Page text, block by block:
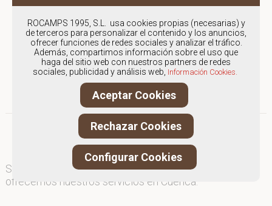
Los envíos a Cuenca gestionados
entre semana se entregarán en
menos de 48 horas; los pedidos
realizados en fin de semana, el
producto se enviará a partir del
lunes.
Somos especialistas en Outlet de sandalias
ofrecemos nuestros servicios en Cuenca.
ROCAMPS 1995, S.L. usa cookies propias (necesarias) y
de terceros para personalizar el contenido y los anuncios,
ofrecer funciones de redes sociales y analizar el tráfico.
Además, compartimos información sobre el uso que
haga del sitio web con nuestros partners de redes
sociales, publicidad y análisis web, Información Cookies.
Aceptar Cookies
Rechazar Cookies
Configurar Cookies